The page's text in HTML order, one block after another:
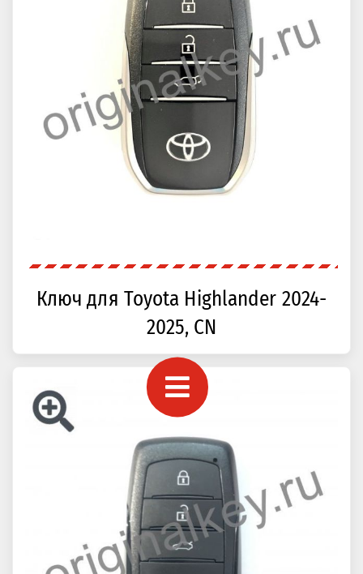
Ключ для Toyota Highlander 2024-
2025, CN